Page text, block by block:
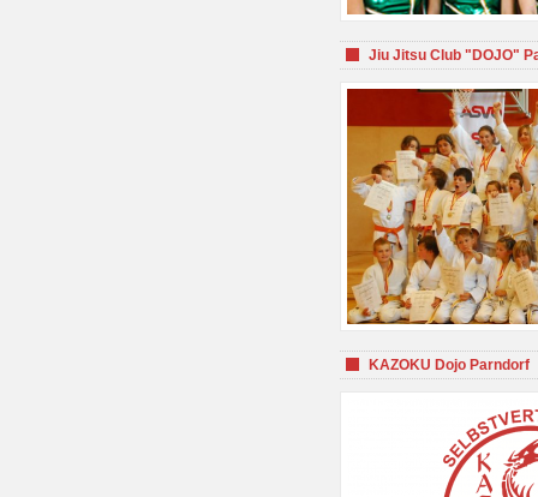
Jiu Jitsu Club "DOJO"
KAZOKU Dojo Parndorf